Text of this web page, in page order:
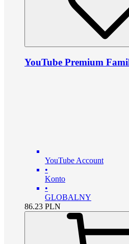
YouTube Premium
YouTube Account
•
Konto
•
GLOBALNY
86.23 PLN